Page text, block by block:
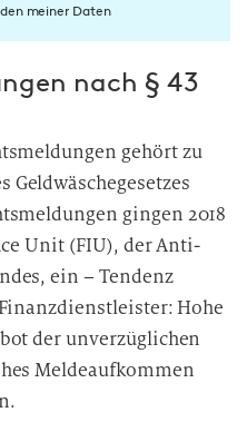
meiner Daten
nach § 43
gehört zu
gingen 2018
Unit (FIU), der Anti-
ein – Tendenz
Hohe
der unverzüglichen
Meldeaufkommen